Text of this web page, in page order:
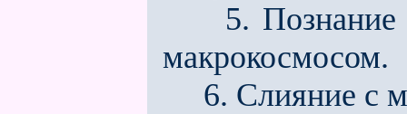
5. Познание
макрокосмосом.
6. Слияние с